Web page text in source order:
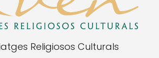
Religiosos Culturals